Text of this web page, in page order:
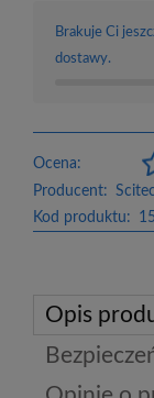
Brakuje Ci
dostawy.
Ocena:
Producent:
Kod produktu:
Opis